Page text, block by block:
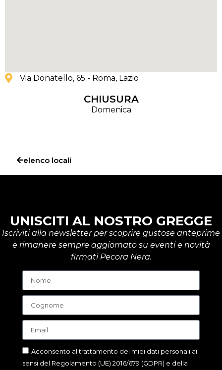
Via Donatello, 65 - Roma, Lazio
CHIUSURA
Domenica
elenco locali
UNISCITI AL NOSTRO GREGGE
Iscriviti alla newsletter per scoprire gustose anteprime
e rimanere sempre aggiornato su eventi e novità
firmati Pecora Nera.
Acconsento al trattamento dei miei dati personali ai
sensi del Regolamento (UE) 2016/679 (GDPR) e della